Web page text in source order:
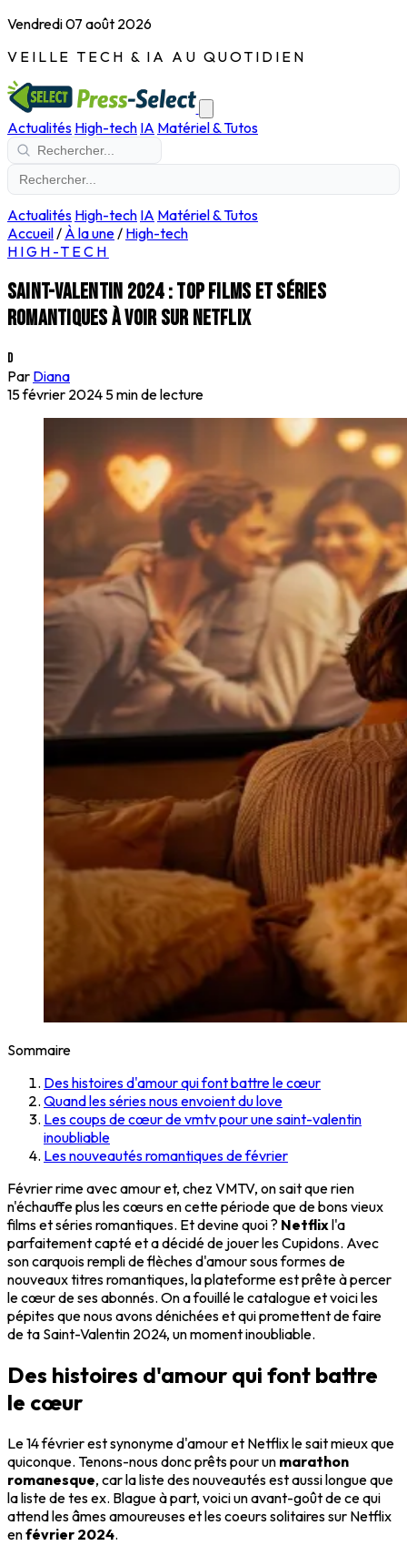
Vendredi 07 août 2026
VEILLE TECH & IA AU QUOTIDIEN
Actualités High-tech IA Matériel & Tutos
Actualités High-tech IA Matériel & Tutos
Accueil/ À la une/ High-tech
HIGH-TECH
Saint-Valentin 2024 : Top films et séries
romantiques à voir sur Netflix
D
Par Diana
15 février 2024 5 min de lecture
Sommaire
Des histoires d'amour qui font battre le cœur
Quand les séries nous envoient du love
Les coups de cœur de vmtv pour une saint-valentin
inoubliable
Les nouveautés romantiques de février
Février rime avec amour et, chez VMTV, on sait que rien
n'échauffe plus les cœurs en cette période que de bons vieux
films et séries romantiques. Et devine quoi ? Netflixl'a
parfaitement capté et a décidé de jouer les Cupidons. Avec
son carquois rempli de flèches d'amour sous formes de
nouveaux titres romantiques, la plateforme est prête à percer
le cœur de ses abonnés. On a fouillé le catalogue et voici les
pépites que nous avons dénichées et qui promettent de faire
de ta Saint-Valentin 2024, un moment inoubliable.
Des histoires d'amour qui font battre
le cœur
Le 14 février est synonyme d'amour et Netflix le sait mieux que
quiconque. Tenons-nous donc prêts pour un marathon
romanesque, car la liste des nouveautés est aussi longue que
la liste de tes ex. Blague à part, voici un avant-goût de ce qui
attend les âmes amoureuses et les coeurs solitaires sur Netflix
enfévrier 2024.